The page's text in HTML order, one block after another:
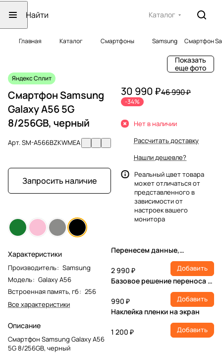
Каталог
Главная Каталог Смартфоны Samsung Смартфон
Показать
еще фото
Яндекс Сплит
Смартфон Samsung
Galaxy A56 5G
8/256GB, черный
Арт.SM-A566BZKWMEA
Запросить наличие
Характеристики
Производитель: Samsung
Модель: Galaxy A56
Встроенная память, гб: 256
Все характеристики
Описание
Смартфон Samsung Galaxy A56
5G 8/256GB, черный
30 990 ₽46 990 ₽
-34%
Нет в наличии
Рассчитать доставку
Нашли дешевле?
Реальный цвет товара
может отличаться от
представленного в
зависимости от
настроек вашего
монитора
Перенесем данные,
настроим учетную запись,
установим ПО
2 990 ₽ Добавить
Базовое решение переноса и
990 ₽
Добавить
Наклейка пленки на экран
1 200 ₽ Добавить